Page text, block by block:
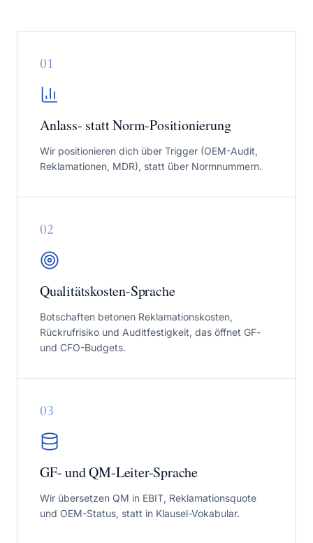
01
Anlass- statt Norm-Positionierung
Wir positionieren dich über Trigger (OEM-Audit,
Reklamationen, MDR), statt über Normnummern.
02
Qualitätskosten-Sprache
Botschaften betonen Reklamationskosten,
Rückrufrisiko und Auditfestigkeit, das öffnet GF-
und CFO-Budgets.
03
GF- und QM-Leiter-Sprache
Wir übersetzen QM in EBIT, Reklamationsquote
und OEM-Status, statt in Klausel-Vokabular.